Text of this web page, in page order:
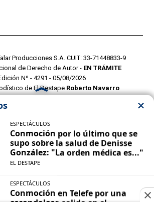
Producciones S.A. CUIT: 33-71448833-9
de Derecho de Autor - EN TRÁMITE
Nº - 4291 - 05/08/2026
de El Destape Roberto Navarro
POLITICAS DE PRIVACIDAD
CONTACTO COMERCIAL
CONTACTO EDITORIAL
Cloud- CMS para portales de noticias